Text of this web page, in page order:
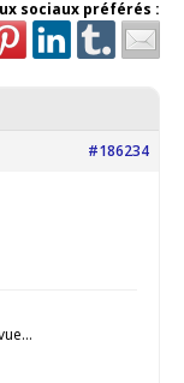
sociaux préférés :
#186234